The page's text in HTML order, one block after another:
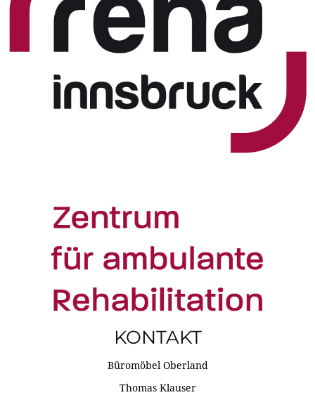
KONTAKT
Büromöbel Oberland
Thomas Klauser